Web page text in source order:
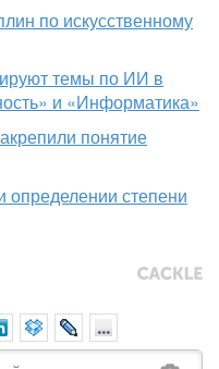
по искусственному
темы по ИИ в
и «Информатика»
понятие
определении степени